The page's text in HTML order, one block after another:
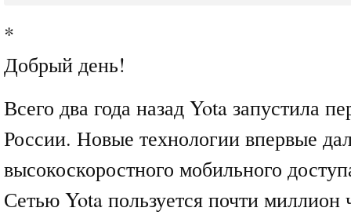
*
Добрый день!
Всего два года назад Yota запустила
России. Новые технологии впервые
высокоскоростного мобильного
Сетью Yota пользуется почти